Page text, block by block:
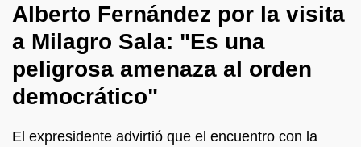
Alberto Fernández por la visita
a Milagro Sala: "Es una
peligrosa amenaza al orden
democrático"
El expresidente advirtió que el encuentro con la